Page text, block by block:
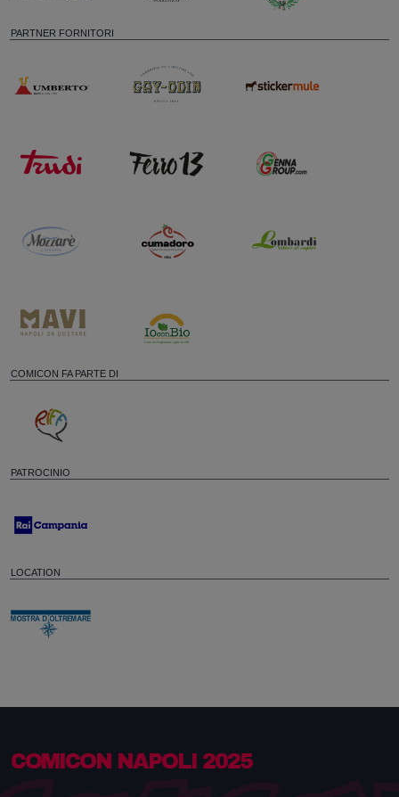
PARTNER FORNITORI
COMICON FA PARTE DI
PATROCINIO
LOCATION
COMICON NAPOLI 2025